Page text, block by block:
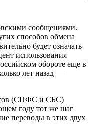
сообщениями.
способов обмена
будет означать
использования
обороте еще в
лет назад —
(СПФС и СБС)
году тот же шаг
переводы в этих двух